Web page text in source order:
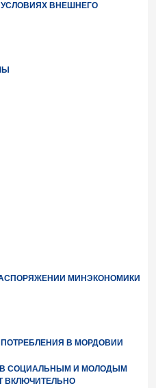
ВНЕШНЕГО
МИНЭКОНОМИКИ
В МОРДОВИИ
СОЦИАЛЬНЫМ И МОЛОДЫМ
ВКЛЮЧИТЕЛЬНО